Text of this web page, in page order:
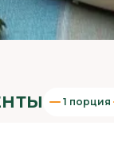
1 порция